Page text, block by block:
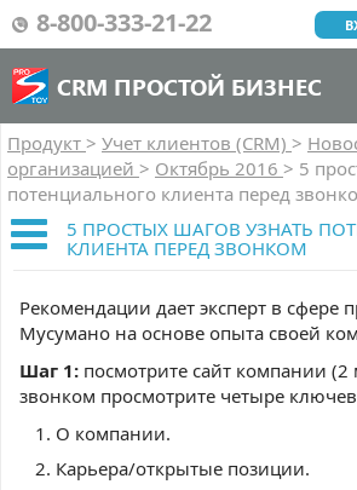
8-800-333-21-22
CRM ПРОСТОЙ БИЗНЕС
Продукт > Учет клиентов (CRM) >
организацией > Октябрь 2016 > 5
потенциального клиента перед
5 ПРОСТЫХ ШАГОВ УЗНАТЬ
КЛИЕНТА ПЕРЕД ЗВОНКОМ
Рекомендации дает эксперт в сфере
Мусумано на основе опыта своей
Шаг 1: посмотрите сайт компании
звонком просмотрите четыре
О компании.
Карьера/открытые позиции.